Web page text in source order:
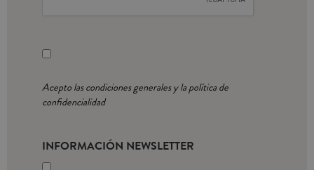
Acepto las condiciones generales y la política de
confidencialidad
INFORMACIÓN NEWSLETTER